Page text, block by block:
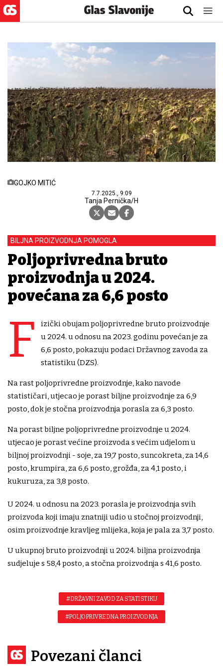
GOJKO MITIĆ
7.7.2025., 9:09
Tanja Pernička/H
BILJNA PROIZVODNJA POMOGLA
Poljoprivredna bruto
proizvodnja u 2024.
povećana za 6,6 posto
F
izički obujam poljoprivredne bruto proizvodnje
u 2024. u odnosu na 2023. godinu povećan je za
6,6 posto, pokazuju podaci Državnog zavoda za
statistiku (DZS).
Na rast poljoprivredne proizvodnje, kako navode
statističari, utjecao je porast biljne proizvodnje za 6,9
posto, dok je stočna proizvodnja porasla za 6,3 posto.
Na porast biljne poljoprivredne proizvodnje u 2024.
utjecao je porast većine proizvoda s većim udjelom u
biljnoj proizvodnji - soje, za 19,7 posto, suncokreta, za 14,6
posto, krumpira, za 6,6 posto, grožđa, za 4,1 posto, i
kukuruza, za 3,8 posto.
U 2024. u odnosu na 2023. porasla je proizvodnja svih
proizvoda koji imaju znatniji udio u stočnoj proizvodnji,
osim proizvodnje kravljeg mlijeka, koja je pala za 3,7 posto.
U ukupnoj bruto proizvodnji u 2024. biljna proizvodnja
sudjeluje s 58,4 posto, a stočna proizvodnja s 41,6 posto.
#DRŽAVNI ZAVOD ZA STATISTIKU
#POLJOPRIVREDNA PROIZVODNJA
Povezani članci